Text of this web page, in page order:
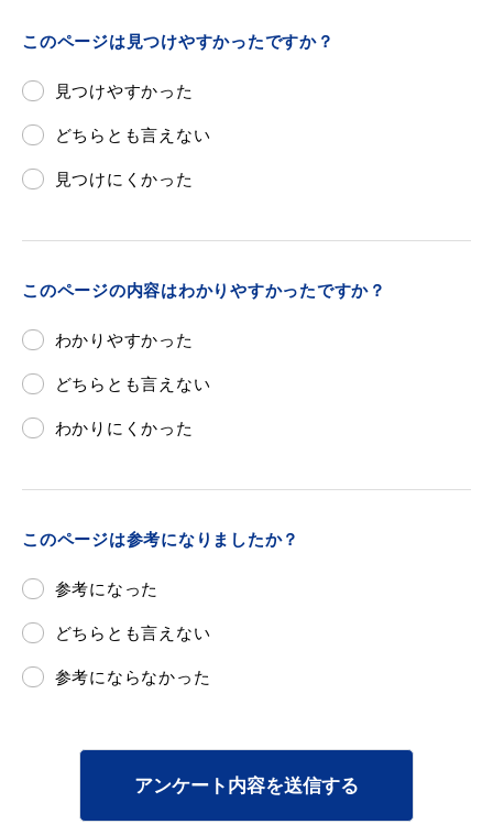
ごみ・リサイクル 支援・助成制度
防災・消防
敬老福祉乗車券
便利なサービス
このページは見つけやすかったですか？
見つけやすかった
どちらとも言えない
見つけにくかった
このページの内容はわかりやすかったですか？
わかりやすかった
どちらとも言えない
わかりにくかった
このページは参考になりましたか？
参考になった
どちらとも言えない
参考にならなかった
アンケート内容を送信する